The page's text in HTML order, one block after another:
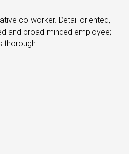
co-worker. Detail oriented,
and broad-minded employee;
thorough.